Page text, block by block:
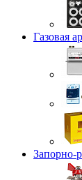
Газовая
Запорно-